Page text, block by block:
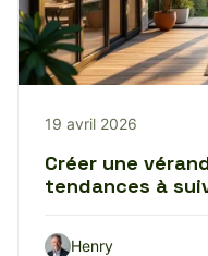
19 avril 2026
Créer une
tendances à
Henry